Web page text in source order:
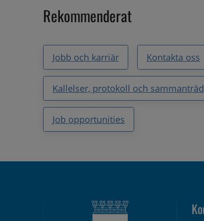
Rekommenderat
Jobb och karriär Kontakta oss
Kallelser, protokoll och
Job opportunities